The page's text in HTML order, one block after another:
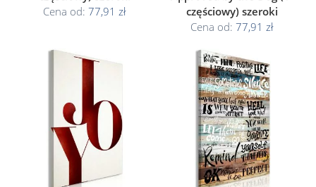
Cena od: 77,91 zł
częściowy) szeroki
Cena od: 77,91 zł